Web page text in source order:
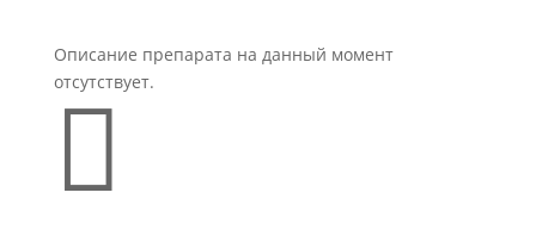
Описание препарата на данный момент
отсутствует.
